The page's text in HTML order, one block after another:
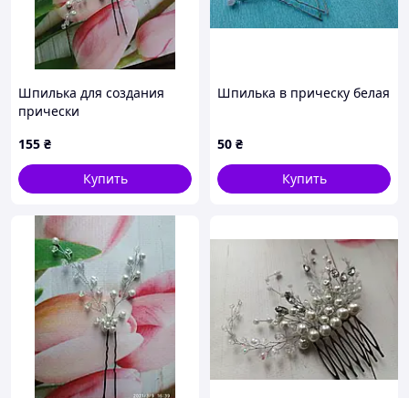
Шпилька для создания
прически
155 ₴
Купить
Шпилька в прическу белая
50 ₴
Купить